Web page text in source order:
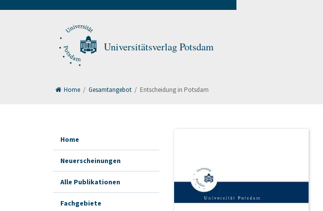
Universitätsverlag Potsdam
Home / Gesamtangebot / Entscheidung in Potsdam
Home
Neuerscheinungen
Alle Publikationen
Fachgebiete